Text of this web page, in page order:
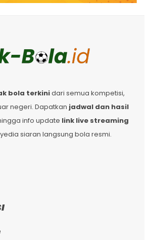
bola terkinidari semua kompetisi,
negeri. Dapatkan jadwal dan hasil
info update link live streaming
siaran langsung bola resmi.